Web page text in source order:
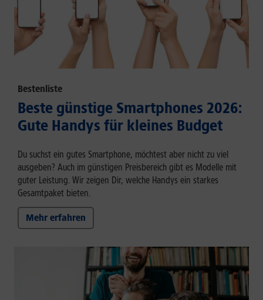
Bestenliste
Beste günstige Smartphones 2026:
Gute Handys für kleines Budget
Du suchst ein gutes Smartphone, möchtest aber nicht zu viel
ausgeben? Auch im günstigen Preisbereich gibt es Modelle mit
guter Leistung. Wir zeigen Dir, welche Handys ein starkes
Gesamtpaket bieten.
Mehr erfahren